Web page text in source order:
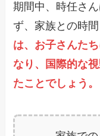
期間中、時任さ
ず、家族との時
は、お子さんた
なり、国際的な
たことでしょう。